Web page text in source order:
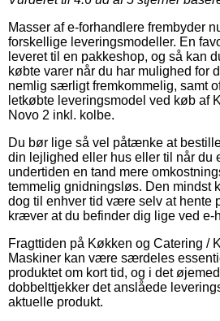
Masser af e-forhandlere frembyder
forskellige leveringsmodeller. En
leveret til en pakkeshop, og så kan
købte varer når du har mulighed for
nemlig særligt fremkommelig, samt
letkøbte leveringsmodel ved køb af
Novo 2 inkl. kolbe.
Du bør lige så vel påtænke at
din lejlighed eller hus eller til når du
undertiden en tand mere
temmelig gnidningsløs. Den mindst
dog til enhver tid være selv at hente
kræver at du befinder dig lige ved e-
Fragttiden på Køkken og Catering /
Maskiner kan være særdeles
produktet om kort tid, og i det
dobbelttjekker det anslåede
aktuelle produkt.